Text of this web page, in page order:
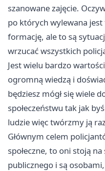
szanowane zajęcie.
po których wylewana jest
formację, ale to są
wrzucać wszystkich
Jest wielu bardzo
ogromną wiedzą i
będziesz mógł się wiele
społeczeństwu tak jak
ludzie więc twórzmy ją
Głównym celem
społeczne, to oni stoją
publicznego i są